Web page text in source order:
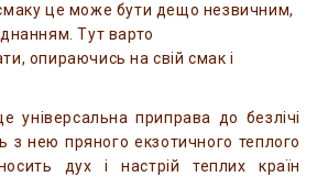
це може бути дещо незвичним,
Тут варто
опираючись на свій смак і
універсальна приправа до безлічі
з нею пряного екзотичного теплого
дух і настрій теплих країн